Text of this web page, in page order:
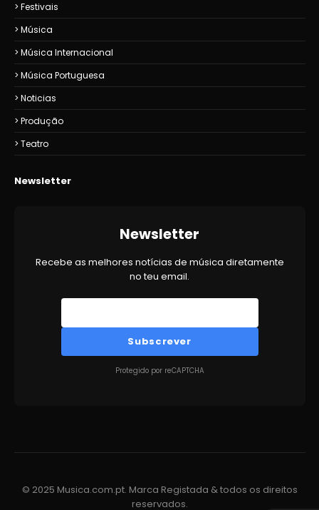
Festivais
Música
Música Internacional
Música Portuguesa
Noticias
Produção
Teatro
Newsletter
Newsletter
Recebe as melhores notícias de música diretamente
no teu email.
Subscrever
Protegido por reCAPTCHA
© 2025 Musica.com.pt. Marca Registada & todos os direitos
reservados.